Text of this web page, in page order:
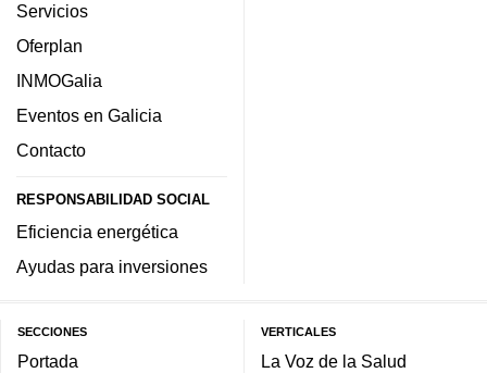
Servicios
Oferplan
INMOGalia
Eventos en Galicia
Contacto
RESPONSABILIDAD SOCIAL
Eficiencia energética
Ayudas para inversiones
SECCIONES
Portada
VERTICALES
La Voz de la Salud